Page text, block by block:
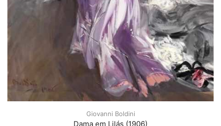
Giovanni Boldini
Dama em Lilás (1906)